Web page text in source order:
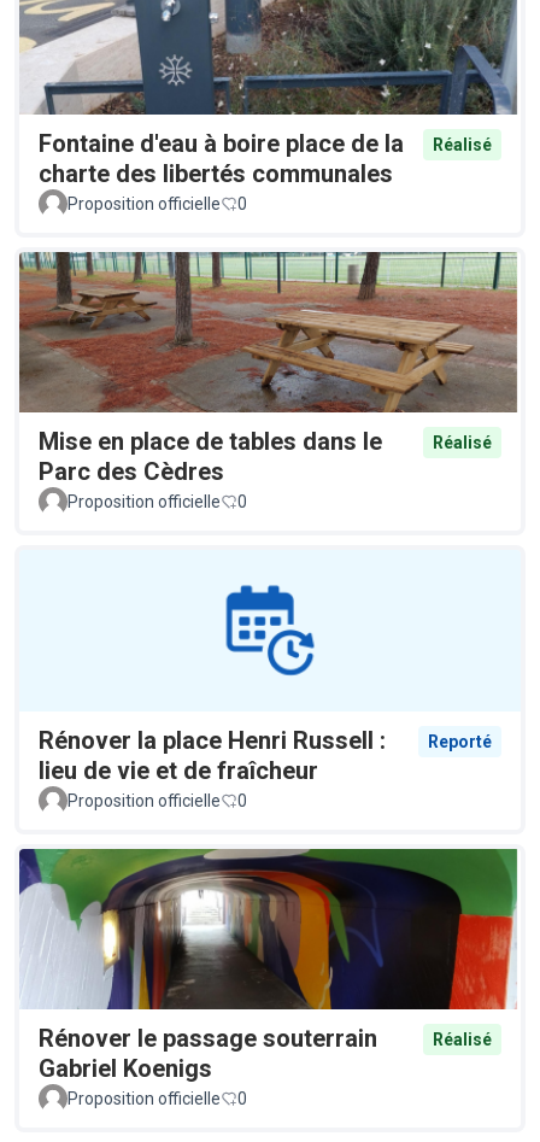
Fontaine d'eau à boire place de la
charte des libertés communales
Réalisé
Proposition officielle 0
Mise en place de tables dans le
Parc des Cèdres
Réalisé
Proposition officielle 0
Rénover la place Henri Russell :
lieu de vie et de fraîcheur
Reporté
Proposition officielle 0
Rénover le passage souterrain
Gabriel Koenigs
Réalisé
Proposition officielle 0